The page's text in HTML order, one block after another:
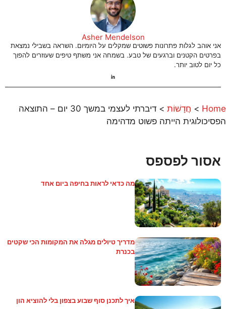
Asher Mendelson
אני אוהב לגלות פתרונות פשוטים שמקלים על היומיום. השראה בשבילי נמצאת
בפרטים הקטנים וברגעים של טבע. בשמחה אני משתף טיפים שעוזרים להפוך
כל יום לטוב יותר.
Home
> חֲדָשׁוֹת >
דיברתי לעצמי במשך 30 יום – התוצאה
הפסיכולוגית הייתה פשוט מדהימה
אסור לפספס
מה כדאי לראות בחיפה ביום אחד
מדריך טיולים מגלה את המקומות הכי שקטים
בכנרת
איך לתכנן סוף שבוע בצפון בלי להוציא הון